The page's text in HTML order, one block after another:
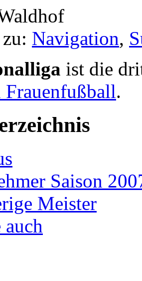
Navigation,
ist die
Frauenfußball.
Saison
Meister
auch